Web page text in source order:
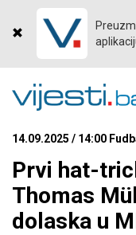
14.09.2025 / 14:00
Prvi hat-
Thomas
dolaska u